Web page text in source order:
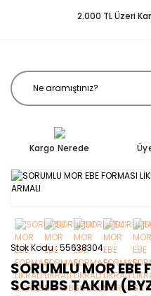
2.000 TL Üzeri
Kargo Nerede
Stok Kodu 55638304
SORUMLU MOR EBE
SCRUBS TAKIM